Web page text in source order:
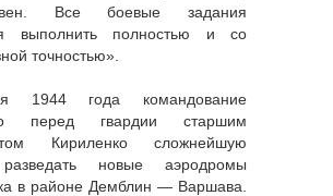
Все боевые задания
выполнить полностью и со
точностью».
1944 года командование
перед гвардии старшим
Кириленко сложнейшую
новые аэродромы
в районе Демблин — Варшава.